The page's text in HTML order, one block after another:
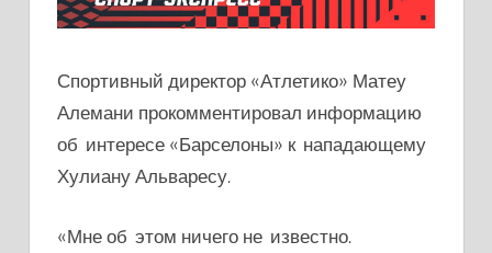
Спортивный директор «Атлетико» Матеу
Алемани прокомментировал информацию
об интересе «Барселоны» к нападающему
Хулиану Альваресу.
«Мне об этом ничего не известно.